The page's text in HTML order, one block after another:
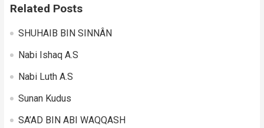
Related Posts
SHUHAIB BIN SINNÂN
Nabi Ishaq A.S
Nabi Luth A.S
Sunan Kudus
SA’AD BIN ABI WAQQASH